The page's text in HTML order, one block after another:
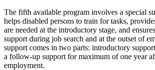
The fifth available program involves a special
helps disabled persons to train for tasks,
are needed at the introductory stage, and
support during job search and at the outset of
support comes in two parts: introductory
a follow-up support for maximum of one year
employment.